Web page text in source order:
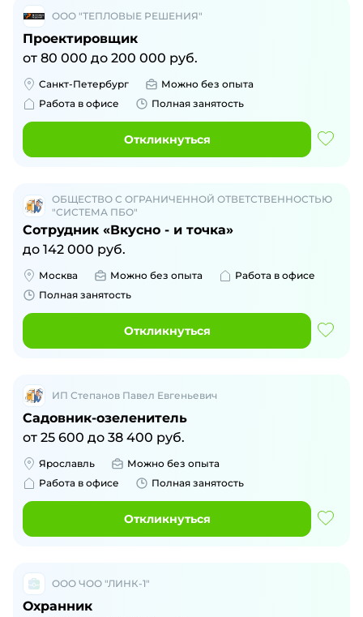
ООО "ТЕПЛОВЫЕ РЕШЕНИЯ"
Проектировщик
от 80 000 до 200 000 руб.
Санкт-Петербург
Можно без опыта
Работа в офисе
Полная занятость
Откликнуться
ОБЩЕСТВО С ОГРАНИЧЕННОЙ ОТВЕТСТВЕННОСТЬЮ
"СИСТЕМА ПБО"
Сотрудник «Вкусно - и точка»
до 142 000 руб.
Москва Можно без опыта
Работа в офисе
Полная занятость
Откликнуться
ИП Степанов Павел Евгеньевич
Садовник-озеленитель
от 25 600 до 38 400 руб.
Ярославль
Можно без опыта
Работа в офисе
Полная занятость
Откликнуться
ООО ЧОО "ЛИНК-1"
Охранник